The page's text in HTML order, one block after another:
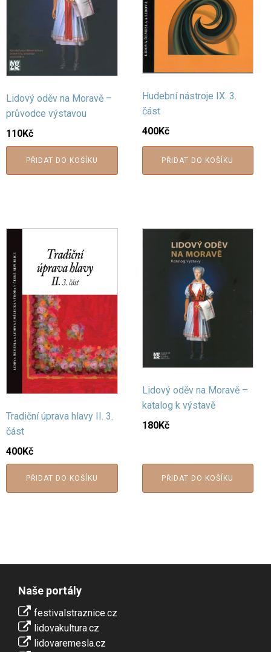
Lidový oděv na Moravě –
průvodce výstavou
110Kč
PŘIDAT DO KOŠÍKU
Hudební nástroje IX. 3.
část
400Kč
PŘIDAT DO KOŠÍKU
Tradiční úprava hlavy II. 3.
část
400Kč
PŘIDAT DO KOŠÍKU
Lidový oděv na Moravě –
katalog k výstavě
180Kč
PŘIDAT DO KOŠÍKU
Naše portály
festivalstraznice.cz
lidovakultura.cz
lidovaremesla.cz